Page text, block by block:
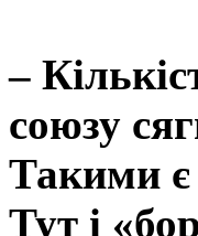
–
союзу
Такими є
Тут і